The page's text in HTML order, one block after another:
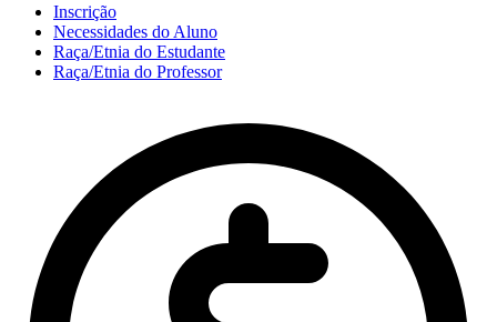
Inscrição
Necessidades do Aluno
Raça/Etnia do Estudante
Raça/Etnia do Professor